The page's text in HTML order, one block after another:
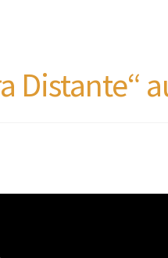
Distante“